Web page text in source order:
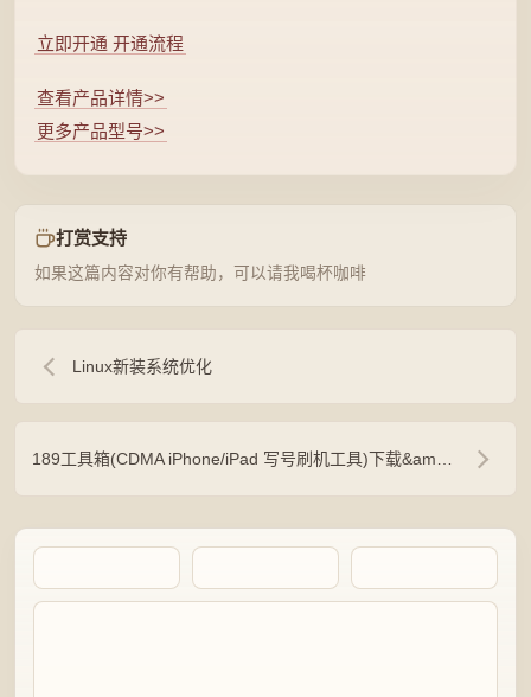
立即开通 开通流程
查看产品详情>>
更多产品型号>>
打赏支持
如果这篇内容对你有帮助，可以请我喝杯咖啡
Linux新装系统优化